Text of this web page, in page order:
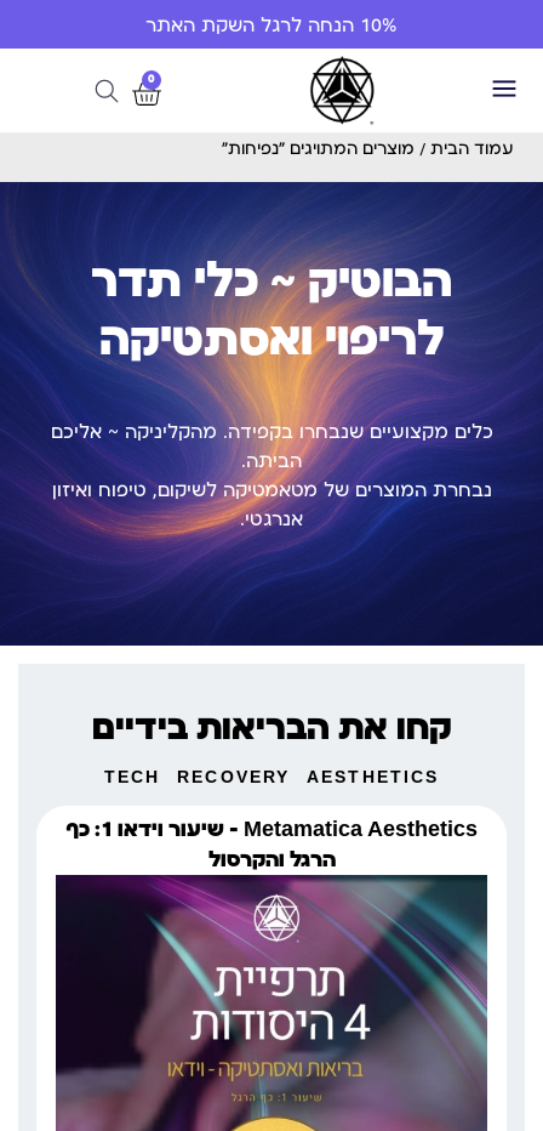
10% הנחה לרגל השקת האתר
0
עמוד הבית / מוצרים המתויגים “נפיחות”
הבוטיק ~ כלי תדר
לריפוי ואסתטיקה
כלים מקצועיים שנבחרו בקפידה. מהקליניקה ~ אליכם
הביתה.
נבחרת המוצרים של מטאמטיקה לשיקום, טיפוח ואיזון
אנרגטי.
קחו את הבריאות בידיים
AESTHETICS
RECOVERY
TECH
Metamatica Aesthetics – שיעור וידאו 1: כף
הרגל והקרסול